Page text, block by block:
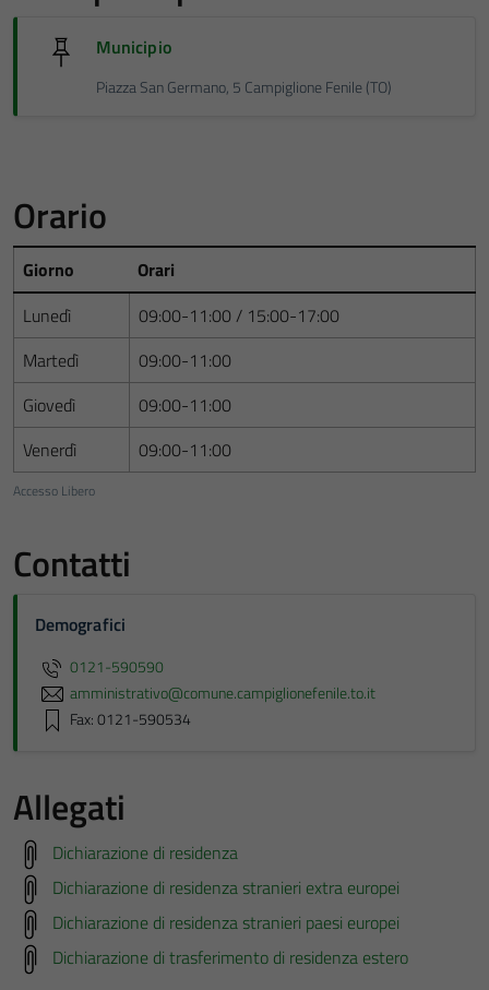
Municipio
Piazza San Germano, 5 Campiglione Fenile (TO)
Orario
Accesso Libero
Giorno
Orari
Lunedì
09:00-11:00 / 15:00-17:00
Martedì
09:00-11:00
Giovedì
09:00-11:00
Venerdì
09:00-11:00
Contatti
Demografici
0121-590590
amministrativo@comune.campiglionefenile.to.it
Fax: 0121-590534
Allegati
Dichiarazione di residenza
Dichiarazione di residenza stranieri extra europei
Dichiarazione di residenza stranieri paesi europei
Dichiarazione di trasferimento di residenza estero